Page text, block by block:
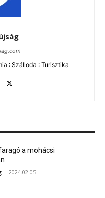
: Szálloda : Turisztika
a mohácsi
- 2024.02.05.